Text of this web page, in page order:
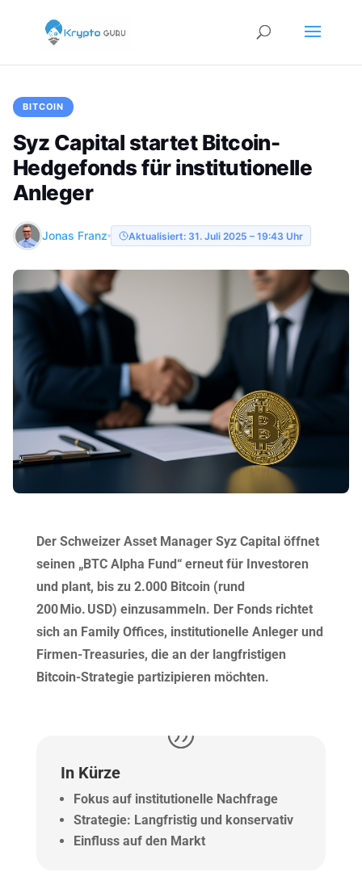
BITCOIN
Syz Capital startet Bitcoin-
Hedgefonds für institutionelle
Anleger
Jonas Franz Aktualisiert: 31. Juli 2025 – 19:43 Uhr
Der Schweizer Asset Manager Syz Capital öffnet
seinen „BTC Alpha Fund“ erneut für Investoren
und plant, bis zu 2.000 Bitcoin (rund
200 Mio. USD) einzusammeln. Der Fonds richtet
sich an Family Offices, institutionelle Anleger und
Firmen-Treasuries, die an der langfristigen
Bitcoin-Strategie partizipieren möchten.
In Kürze
Fokus auf institutionelle Nachfrage
Strategie: Langfristig und konservativ
Einfluss auf den Markt